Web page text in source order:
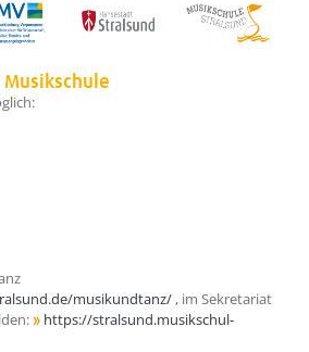
musikundtanz/ , im Sekretariat
https://stralsund.musikschul-